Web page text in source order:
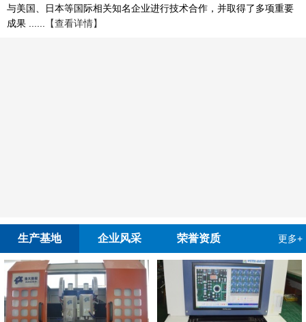
与美国、日本等国际相关知名企业进行技术合作，并取得了多项重要
成果 ......
【查看详情】
生产基地 企业风采 荣誉资质 更多+